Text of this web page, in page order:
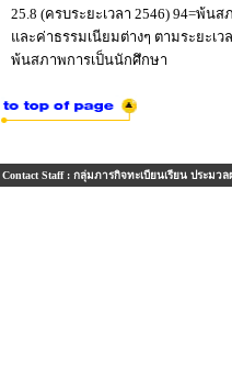
25.8 (ครบระยะเวลา 2546) 94=พ้
และค่าธรรมเนียมต่างๆ ตามระยะเ
พ้นสภาพการเป็นนักศึกษา
Contact Staff : กลุ่มภารกิจทะเบียนเรียน ประมวล